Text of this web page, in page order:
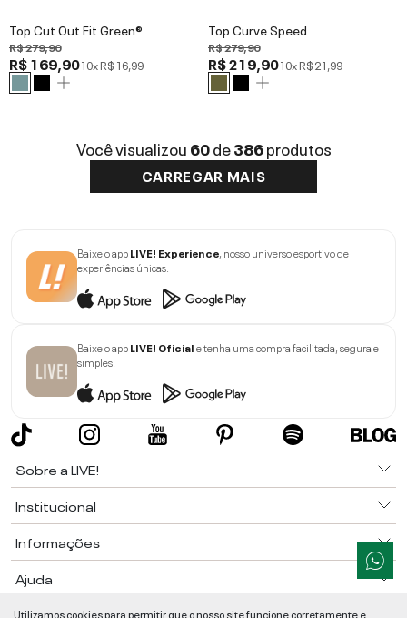
Top Cut Out Fit Green®
R$ 279,90
R$ 169,9010xR$ 16,99
Top Curve Speed
R$ 279,90
R$ 219,9010xR$ 21,99
Você visualizou60de386produtos
CARREGAR MAIS
Baixe o appLIVE! Experience , nosso universo esportivo de
experiências únicas.
Baixe o appLIVE! Oficiale tenha uma compra facilitada, segura e
simples.
Sobre a LIVE!
Institucional
Informações
Ajuda
Utilizamos cookies para permitir que o nosso site funcione corretamente e